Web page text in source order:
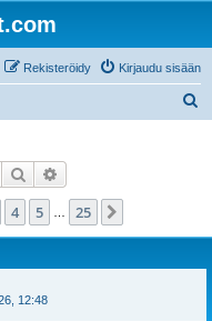
Kirjaudu sisään
Rekisteröidy
Etsi
4 5 25
12:48